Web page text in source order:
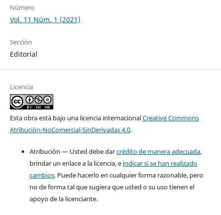
Número
Vol. 11 Núm. 1 (2021)
Sección
Editorial
Licencia
Esta obra está bajo una licencia internacionalCreative Commons
Atribución-NoComercial-SinDerivadas 4.0.
Atribución — Usted debe darcrédito de manera adecuada,
brindar un enlace a la licencia, e indicar si se han realizado
cambios. Puede hacerlo en cualquier forma razonable, pero
no de forma tal que sugiera que usted o su uso tienen el
apoyo de la licenciante.